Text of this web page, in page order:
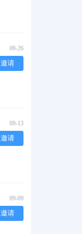
09-26
邀请
09-13
邀请
09-09
邀请